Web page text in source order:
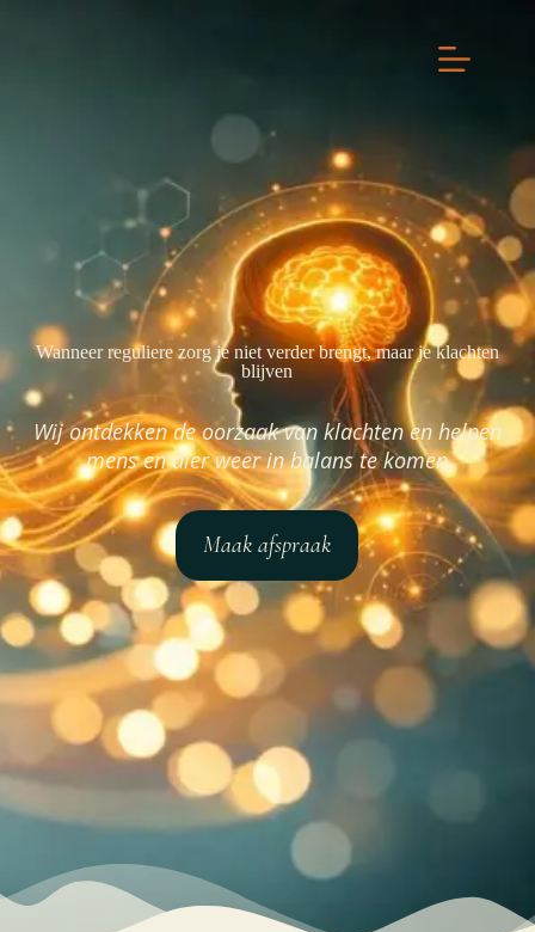
Wanneer reguliere zorg je niet verder brengt, maar je klachten
blijven
Wij ontdekken de oorzaak van klachten en helpen
mens en dier weer in balans te komen
Maak afspraak